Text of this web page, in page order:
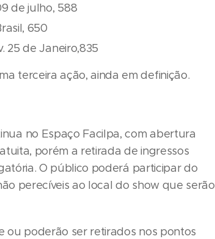
de julho, 588
650
25 de Janeiro,835
terceira ação, ainda em definição.
no Espaço Facilpa, com abertura
porém a retirada de ingressos
O público poderá participar do
perecíveis ao local do show que serão
ou poderão ser retirados nos pontos